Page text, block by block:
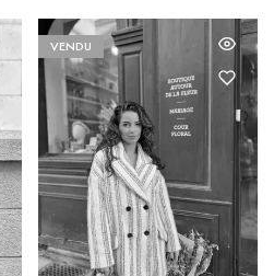
VENDU